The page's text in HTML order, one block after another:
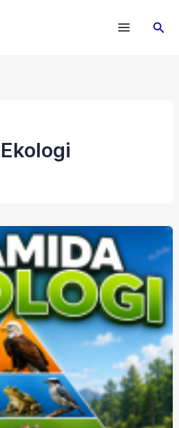
Cari